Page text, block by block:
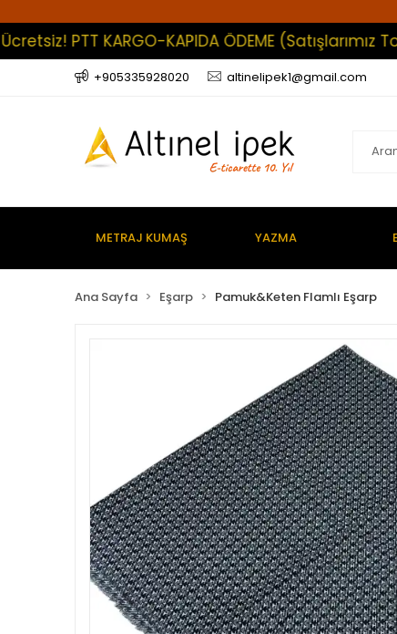
PTT KARGO-KAPIDA ÖDEME (Satışlarımız
+905335928020 altinelipek1@gmail.com
METRAJ KUMAŞ YAZMA
Ana Sayfa Eşarp Pamuk&Keten Flamlı Eşarp